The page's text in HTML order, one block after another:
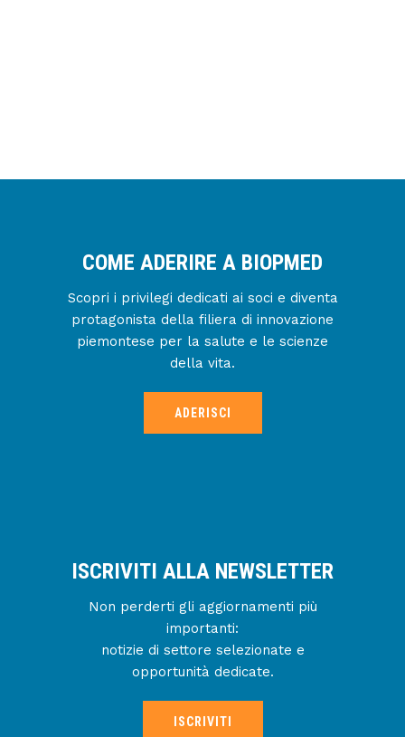
COME ADERIRE A BIOPMED
Scopri i privilegi dedicati ai soci e diventa
protagonista della filiera di innovazione
piemontese per la salute e le scienze
della vita.
ADERISCI
ISCRIVITI ALLA NEWSLETTER
Non perderti gli aggiornamenti più
importanti:
notizie di settore selezionate e
opportunità dedicate.
ISCRIVITI